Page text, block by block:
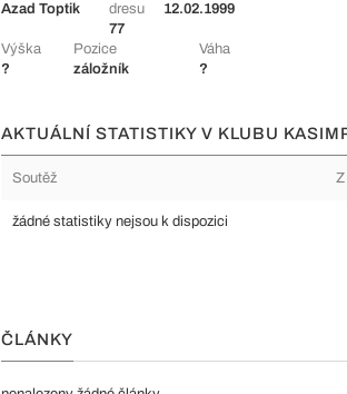
Azad Toptik
dresu
77
12.02.1999
Výška
?
Pozice
záložník
Váha
?
AKTUÁLNÍ STATISTIKY V KLUBU
Soutěž Z
žádné statistiky nejsou k dispozici
ČLÁNKY